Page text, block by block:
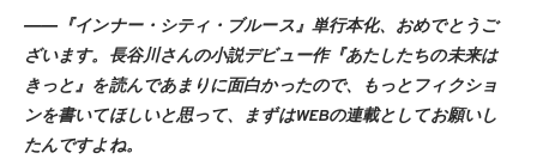
――『インナー・シティ・ブルース』単行本化、おめでとうご
ざいます。長谷川さんの小説デビュー作『あたしたちの未来は
きっと』を読んであまりに面白かったので、もっとフィクショ
ンを書いてほしいと思って、まずはWEBの連載としてお願いし
たんですよね。